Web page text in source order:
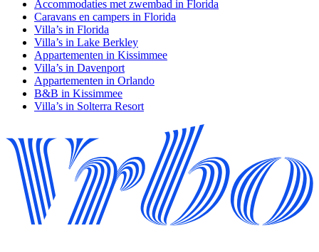
Accommodaties met zwembad in Florida
Caravans en campers in Florida
Villa’s in Florida
Villa’s in Lake Berkley
Appartementen in Kissimmee
Villa’s in Davenport
Appartementen in Orlando
B&B in Kissimmee
Villa’s in Solterra Resort